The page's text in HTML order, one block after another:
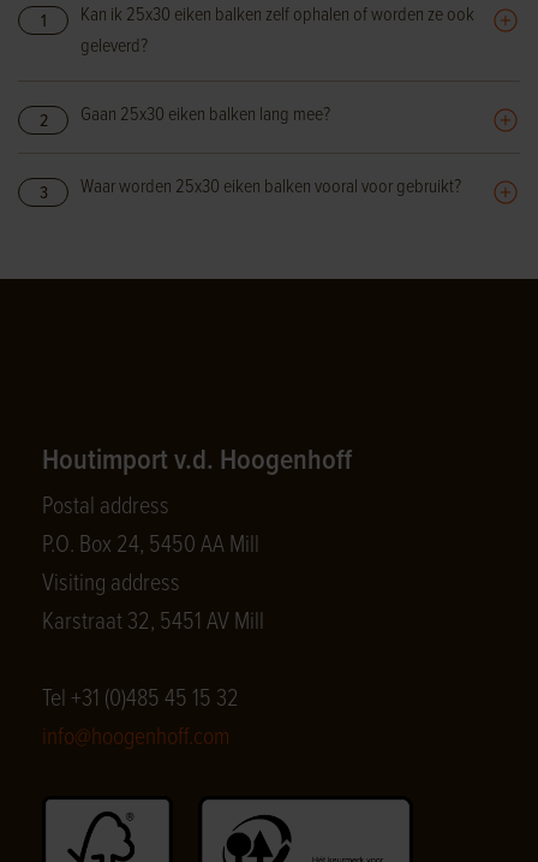
1
Kan ik 25x30 eiken balken zelf ophalen of worden ze ook
geleverd?
2 Gaan 25x30 eiken balken lang mee?
3 Waar worden 25x30 eiken balken vooral voor gebruikt?
Houtimport v.d. Hoogenhoff
Postal address
P.O. Box 24, 5450 AA Mill
Visiting address
Karstraat 32, 5451 AV Mill
Tel +31 (0)485 45 15 32
info@hoogenhoff.com